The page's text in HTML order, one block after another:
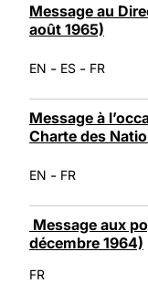
Message au
août 1965)
EN - ES - FR
Message à
Charte des
EN - FR
Message aux
décembre 1964)
FR